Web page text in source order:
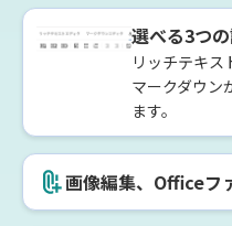
選べる3つ
リッチテキス
マークダウン
ます。
画像編集、Officeフ